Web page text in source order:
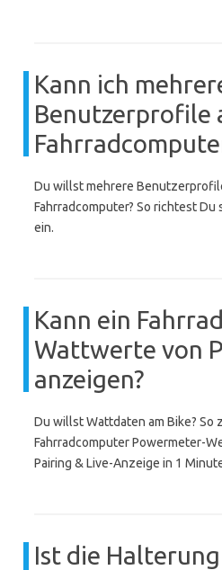
Kann ich
Benutzerprofile
Du willst mehrere
Fahrradcomputer? So richtest
ein.
Kann ein
Wattwerte von
anzeigen?
Du willst Wattdaten am Bike? So
Fahrradcomputer Powermeter-
Pairing & Live-Anzeige in 1
Ist die